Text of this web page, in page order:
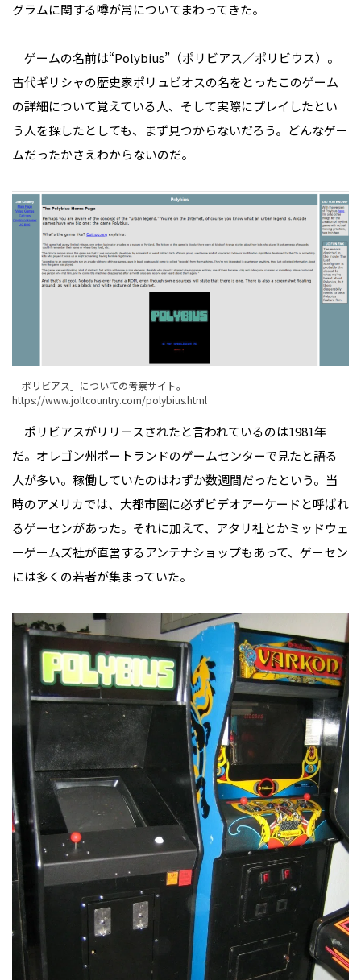
グラムに関する噂が常についてまわってきた。
ゲームの名前は“Polybius”（ポリビアス／ポリビウス）。
古代ギリシャの歴史家ポリュビオスの名をとったこのゲーム
の詳細について覚えている人、そして実際にプレイしたとい
う人を探したとしても、まず見つからないだろう。どんなゲー
ムだったかさえわからないのだ。
「ポリビアス」についての考察サイト。
https://www.joltcountry.com/polybius.html
ポリビアスがリリースされたと言われているのは1981年
だ。オレゴン州ポートランドのゲームセンターで見たと語る
人が多い。稼働していたのはわずか数週間だったという。当
時のアメリカでは、大都市圏に必ずビデオアーケードと呼ばれ
るゲーセンがあった。それに加えて、アタリ社とかミッドウェ
ーゲームズ社が直営するアンテナショップもあって、ゲーセン
には多くの若者が集まっていた。